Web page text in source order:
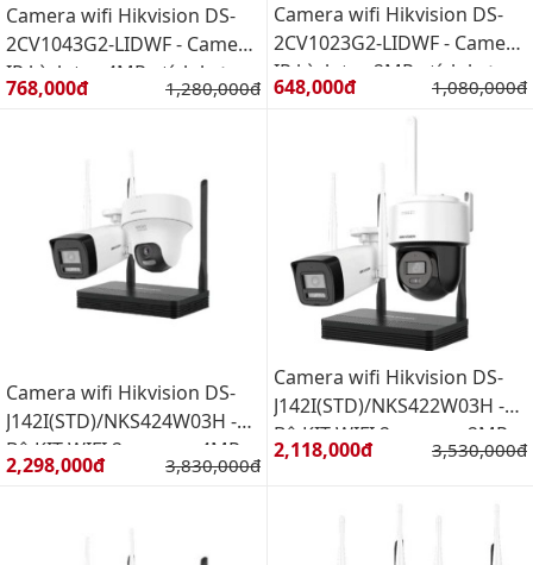
Camera wifi Hikvision DS-
2CV1043G2-LIDWF - Camera
IP hình trụ 4MP - tích hợp
micro hỗ trợ WIFI 6
Giá bán:
768,000đ Giá gốc:
1,280,000đ
Camera wifi Hikvision DS-
2CV1023G2-LIDWF - Camera
IP hình trụ 2MP - tích hợp
micro hỗ trợ WIFI 6
Giá bán:
648,000đ Giá gốc:
1,080,000đ
Camera wifi Hikvision DS-
J142I(STD)/NKS424W03H -
Bộ KIT WIFI 2 camera 4MP
Giá bán:
2,298,000đ Giá gốc:
3,830,000đ
Camera wifi Hikvision DS-
J142I(STD)/NKS422W03H -
Bộ KIT WIFI 2 camera 2MP
Giá bán:
2,118,000đ Giá gốc:
3,530,000đ